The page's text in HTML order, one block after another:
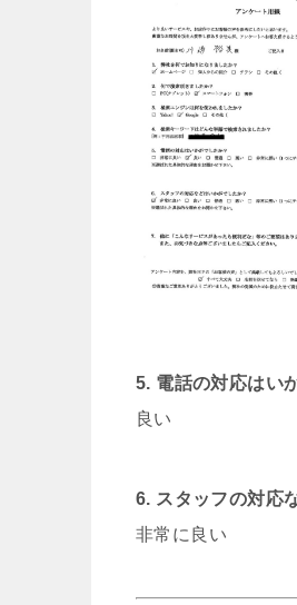
5. 電話の対応はい
良い
6. スタッフの対応
非常に良い